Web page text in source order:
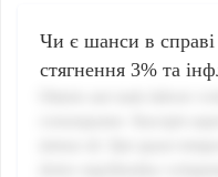
Чи є шанси в
стягнення 3% та